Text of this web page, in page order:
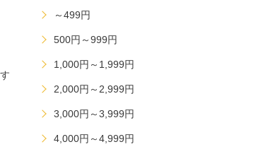
～499円
500円～999円
1,000円～1,999円
2,000円～2,999円
3,000円～3,999円
4,000円～4,999円